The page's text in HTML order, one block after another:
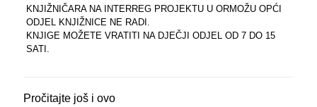
KNJIŽNIČARA NA INTERREG PROJEKTU U ORMOŽU OPĆI
ODJEL KNJIŽNICE NE RADI.
KNJIGE MOŽETE VRATITI NA DJEČJI ODJEL OD 7 DO 15
SATI.
Pročitajte još i ovo